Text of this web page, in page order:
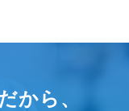
から、